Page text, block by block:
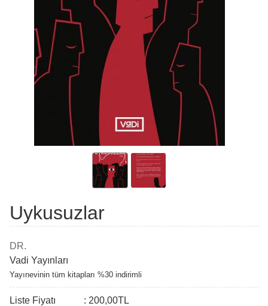
Uykusuzlar
DR.
Vadi Yayınları
Yayınevinin tüm kitapları %30 indirimli
Liste Fiyatı : 200,00TL